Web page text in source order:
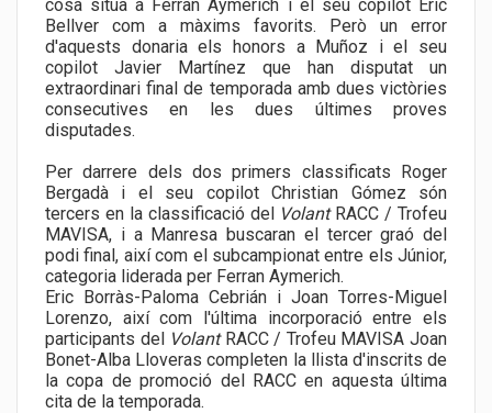
cosa situa a Ferran Aymerich i el seu copilot Eric
Bellver com a màxims favorits. Però un error
d'aquests donaria els honors a Muñoz i el seu
copilot Javier Martínez que han disputat un
extraordinari final de temporada amb dues victòries
consecutives en les dues últimes proves
disputades.
Per darrere dels dos primers classificats Roger
Bergadà i el seu copilot Christian Gómez són
tercers en la classificació del VolantRACC / Trofeu
MAVISA, i a Manresa buscaran el tercer graó del
podi final, així com el subcampionat entre els Júnior,
categoria liderada per Ferran Aymerich.
Eric Borràs-Paloma Cebrián i Joan Torres-Miguel
Lorenzo, així com l'última incorporació entre els
participants del VolantRACC / Trofeu MAVISA Joan
Bonet-Alba Lloveras completen la llista d'inscrits de
la copa de promoció del RACC en aquesta última
cita de la temporada.